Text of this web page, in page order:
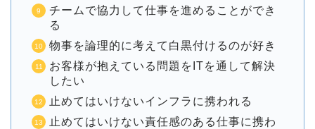
チームで協力して仕事を進めることができ
る
物事を論理的に考えて白黒付けるのが好き
お客様が抱えている問題をITを通して解決
したい
止めてはいけないインフラに携われる
止めてはいけない責任感のある仕事に携わ